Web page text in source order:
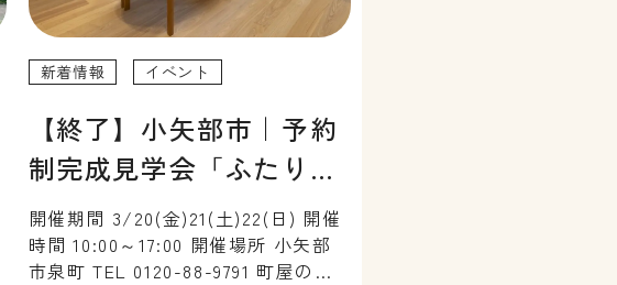
新着情報 イベント
【終了】小矢部市｜予約
制完成見学会「ふたり暮
らしにちょうどいい、1
階…
開催期間 3/20(金)21(土)22(日) 開催
時間 10:00～17:00 開催場所 小矢部
市泉町 TEL 0120-88-9791 町屋の建